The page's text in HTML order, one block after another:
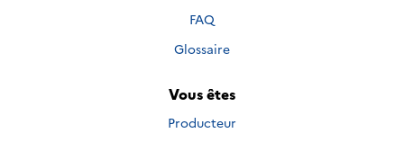
FAQ
Glossaire
Vous êtes
Producteur